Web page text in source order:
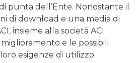
punta dell’Ente. Nonostante il
di download e una media di
insieme alla società ACI
e le possibili
esigenze di utilizzo.